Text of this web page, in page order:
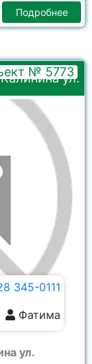
Подробнее
ул.
№ 5773
ул.
345-0111
Фатима